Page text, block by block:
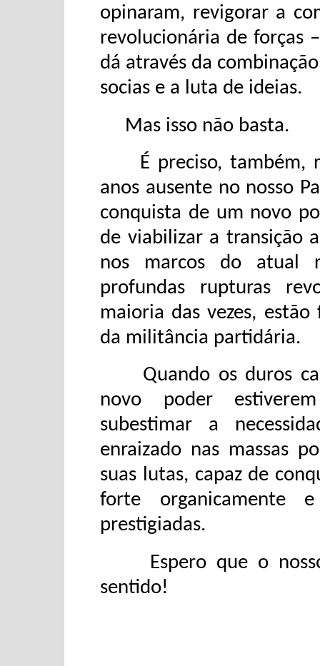
opinaram, revigorar a
revolucionária de forças
dá através da
socias e a luta de ideias.
Mas isso não basta.
É preciso, também,
anos ausente no nosso
conquista de um novo
de viabilizar a transição
nos marcos do atual
profundas rupturas
maioria das vezes,
da militância partidária.
Quando os duros
novo poder
subestimar a
enraizado nas massas
suas lutas, capaz de
forte organicamente
prestigiadas.
Espero que o nosso
sentido!